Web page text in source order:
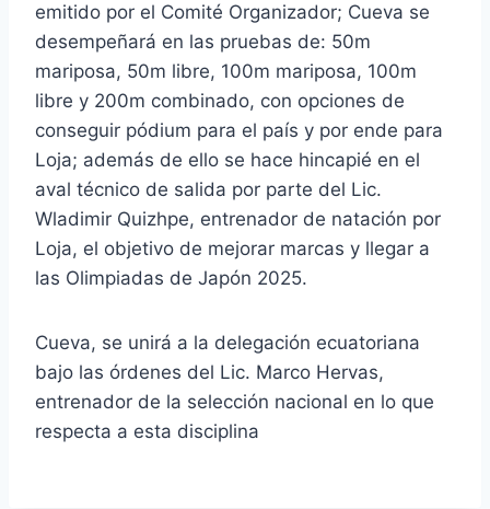
emitido por el Comité Organizador; Cueva se
desempeñará en las pruebas de: 50m
mariposa, 50m libre, 100m mariposa, 100m
libre y 200m combinado, con opciones de
conseguir pódium para el país y por ende para
Loja; además de ello se hace hincapié en el
aval técnico de salida por parte del Lic.
Wladimir Quizhpe, entrenador de natación por
Loja, el objetivo de mejorar marcas y llegar a
las Olimpiadas de Japón 2025.
Cueva, se unirá a la delegación ecuatoriana
bajo las órdenes del Lic. Marco Hervas,
entrenador de la selección nacional en lo que
respecta a esta disciplina